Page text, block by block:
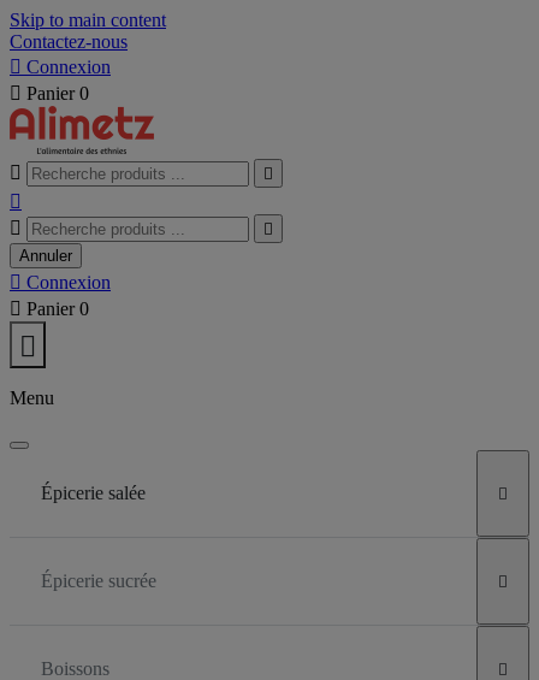
Skip to main content
Contactez-nous
 Connexion
 Panier 0
 



Annuler
 Connexion
 Panier 0

Menu
Épicerie salée 
Épicerie sucrée 
Boissons 